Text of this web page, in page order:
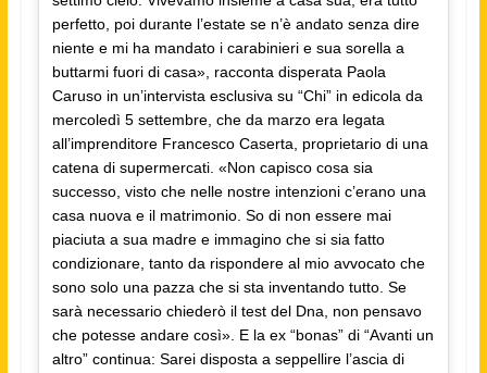
perfetto, poi durante l’estate se n’è andato senza dire
niente e mi ha mandato i carabinieri e sua sorella a
buttarmi fuori di casa», racconta disperata Paola
Caruso in un’intervista esclusiva su “Chi” in edicola da
mercoledì 5 settembre, che da marzo era legata
all’imprenditore Francesco Caserta, proprietario di una
catena di supermercati. «Non capisco cosa sia
successo, visto che nelle nostre intenzioni c’erano una
casa nuova e il matrimonio. So di non essere mai
piaciuta a sua madre e immagino che si sia fatto
condizionare, tanto da rispondere al mio avvocato che
sono solo una pazza che si sta inventando tutto. Se
sarà necessario chiederò il test del Dna, non pensavo
che potesse andare così». E la ex “bonas” di “Avanti un
altro” continua: Sarei disposta a seppellire l’ascia di